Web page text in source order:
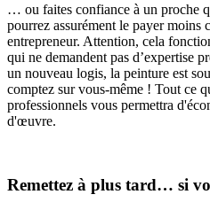
… ou faites confiance à un proche
pourrez assurément le payer moins
entrepreneur. Attention, cela
qui ne demandent pas d’expertise
un nouveau logis, la peinture est
comptez sur vous-même ! Tout ce
professionnels vous permettra
d'œuvre.
Remettez à plus tard… si